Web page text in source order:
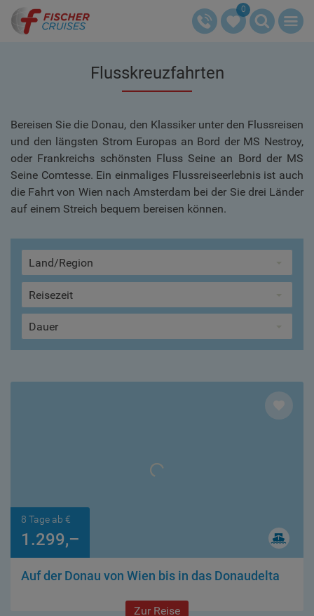
0
Flusskreuzfahrten
Bereisen Sie die Donau, den Klassiker unter den Flussreisen
und den längsten Strom Europas an Bord der MS Nestroy,
oder Frankreichs schönsten Fluss Seine an Bord der MS
Seine Comtesse. Ein einmaliges Flussreiseerlebnis ist auch
die Fahrt von Wien nach Amsterdam bei der Sie drei Länder
auf einem Streich bequem bereisen können.
Land/Region
Reisezeit
Dauer
8 Tage ab €
1.299,–
Auf der Donau von Wien bis in das Donaudelta
Zur Reise